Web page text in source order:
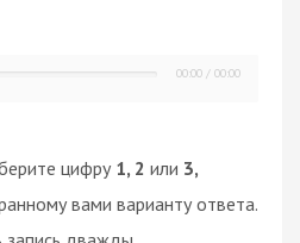
00:00 / 00:00
цифру 1, 2 или 3,
вами варианту ответа.